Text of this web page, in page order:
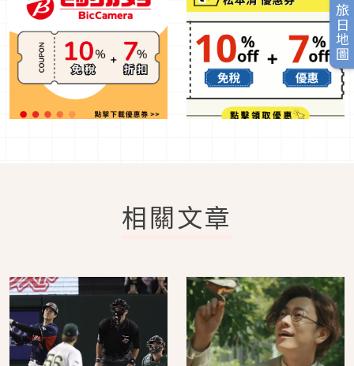
旅日地圖
相關文章